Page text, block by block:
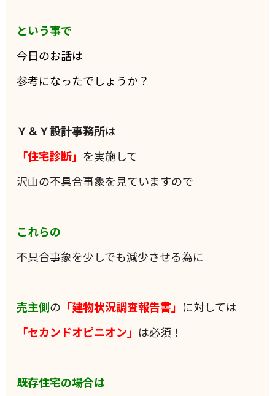
という事で
今日のお話は
参考になったでしょうか？
Ｙ＆Ｙ設計事務所は
「住宅診断」 を実施して
沢山の不具合事象を見ていますので
これらの
不具合事象を少しでも減少させる為に
売主側の 「建物状況調査報告書」 に対しては
「セカンドオピニオン」 は必須！
既存住宅の場合は